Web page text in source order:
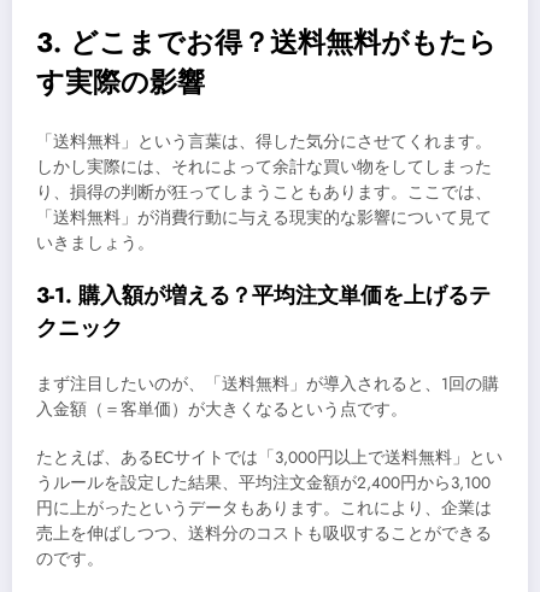
3. どこまでお得？送料無料がもたら
す実際の影響
「送料無料」という言葉は、得した気分にさせてくれます。
しかし実際には、それによって余計な買い物をしてしまった
り、損得の判断が狂ってしまうこともあります。ここでは、
「送料無料」が消費行動に与える現実的な影響について見て
いきましょう。
3-1. 購入額が増える？平均注文単価を上げるテ
クニック
まず注目したいのが、「送料無料」が導入されると、1回の購
入金額（＝客単価）が大きくなるという点です。
たとえば、あるECサイトでは「3,000円以上で送料無料」とい
うルールを設定した結果、平均注文金額が2,400円から3,100
円に上がったというデータもあります。これにより、企業は
売上を伸ばしつつ、送料分のコストも吸収することができる
のです。